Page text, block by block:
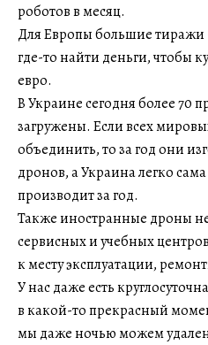
роботов в месяц.
Для Европы большие тиражи
где-то найти деньги, чтобы
евро.
В Украине сегодня более 70
загружены. Если всех
объединить, то за год они
дронов, а Украина легко
производит за год.
Также иностранные дроны
сервисных и учебных
к месту эксплуатации,
У нас даже есть
в какой-то прекрасный
мы даже ночью можем